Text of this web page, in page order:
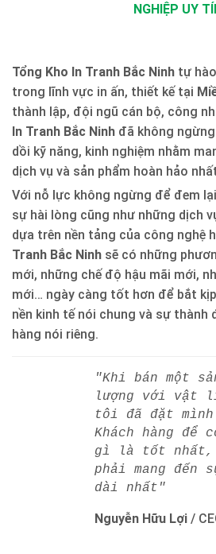
NGHIỆP UY
Tổng Kho In Tranh Bắc Ninh tự
trong lĩnh vực in ấn, thiết kế tại
thành lập, đội ngũ cán bộ, công
In Tranh Bắc Ninh đã không
dồi kỹ năng, kinh nghiệm nhằm
dịch vụ và sản phẩm hoàn hảo
Với nỗ lực không ngừng để đem
sự hài lòng cũng như những dịch
dựa trên nền tảng của công nghệ
Tranh Bắc Ninh sẽ có những
mới, những chế độ hậu mãi mới,
mới… ngày càng tốt hơn để bắt
nền kinh tế nói chung và sự thành
hàng nói riêng.
"Khi bán một
lượng với vật
tôi đã đặt
Khách hàng để
gì là tốt nhất,
phải mang đến
dài nhất"
Nguyễn Hữu Lợi /